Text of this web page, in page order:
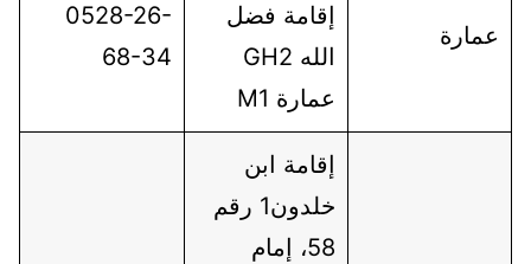
عمارة
إقامة فضل
الله GH2
عمارة M1
0528-26-
68-34
إقامة ابن
خلدون1 رقم
58، إمام